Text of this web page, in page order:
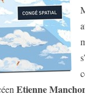
Etienne